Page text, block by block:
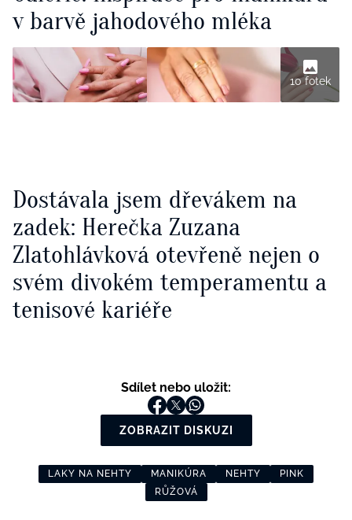
v barvě jahodového mléka
10 fotek
Dostávala jsem dřevákem na
zadek: Herečka Zuzana
Zlatohlávková otevřeně nejen o
svém divokém temperamentu a
tenisové kariéře
Sdílet nebo uložit:
ZOBRAZIT DISKUZI
LAKY NA NEHTY MANIKÚRA NEHTY
PINK
RŮŽOVÁ